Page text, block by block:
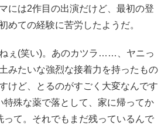
には2作目の出演だけど、最初の登
めての経験に苦労したようだ。
ねぇ(笑い)。あのカツラ……、ヤニっ
みたいな強烈な接着力を持ったもの
けど、とるのがすごく大変なんです
特殊な薬で落として、家に帰ってか
って。それでもまだ残っているんで